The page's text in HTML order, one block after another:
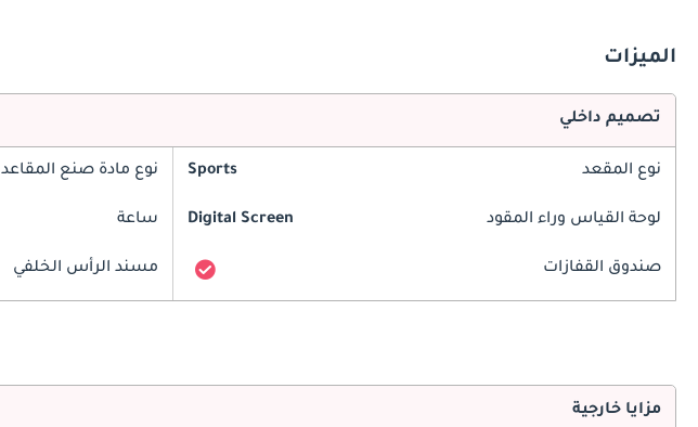
الميزات
تصميم داخلي
نوع المقعد Sports نوع مادة صنع المقاعد
لوحة القياس وراء المقود Digital Screen ساعة
صندوق القفازات مسند الرأس الخلفي
مزايا خارجية